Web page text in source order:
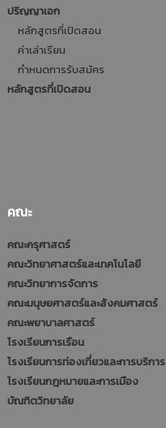
ปริญญาเอก
หลักสูตรที่เปิดสอน
ค่าเล่าเรียน
กำหนดการรับสมัคร
หลักสูตรที่เปิดสอน
คณะ
คณะครุศาสตร์
คณะวิทยาศาสตร์และเทคโนโลยี
คณะวิทยาการจัดการ
คณะมนุษยศาสตร์และสังคมศาสตร์
คณะพยาบาลศาสตร์
โรงเรียนการเรือน
โรงเรียนการท่องเที่ยวและการบริการ
โรงเรียนกฎหมายและการเมือง
บัณฑิตวิทยาลัย